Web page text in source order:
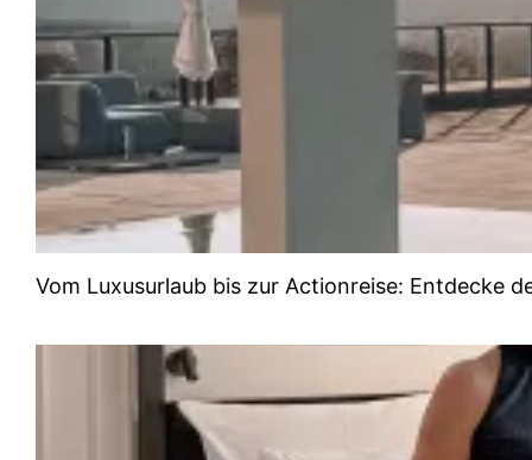
Vom Luxusurlaub bis zur Actionreise: Entdecke